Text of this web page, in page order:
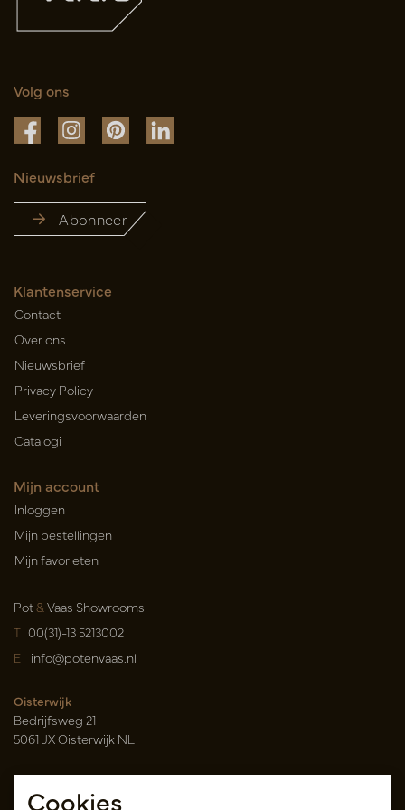
Volg ons
Nieuwsbrief
Abonneer
Klantenservice
Contact
Over ons
Nieuwsbrief
Privacy Policy
Leveringsvoorwaarden
Catalogi
Mijn account
Inloggen
Mijn bestellingen
Mijn favorieten
Pot&Vaas Showrooms
T 00(31)-13 5213002
E info@potenvaas.nl
Oisterwijk
Bedrijfsweg 21
5061 JX Oisterwijk NL
Openingstijden
Maandag t/m vrijdag 09.00-17.00 uur
Cookies